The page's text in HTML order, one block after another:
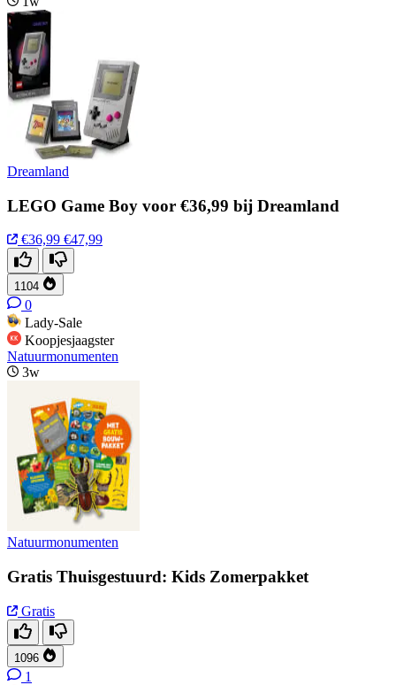
Dreamland
LEGO Game Boy voor €36,99 bij Dreamland
€36,99 €47,99
1104
0
Lady-Sale
Koopjesjaagster
Natuurmonumenten
3w
Natuurmonumenten
Gratis Thuisgestuurd: Kids Zomerpakket
Gratis
1096
1